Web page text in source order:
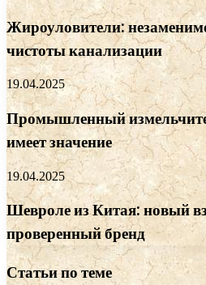
Жироуловители:
чистоты канализации
19.04.2025
Промышленный
имеет значение
19.04.2025
Шевроле из Китая: новый
проверенный бренд
Статьи по теме